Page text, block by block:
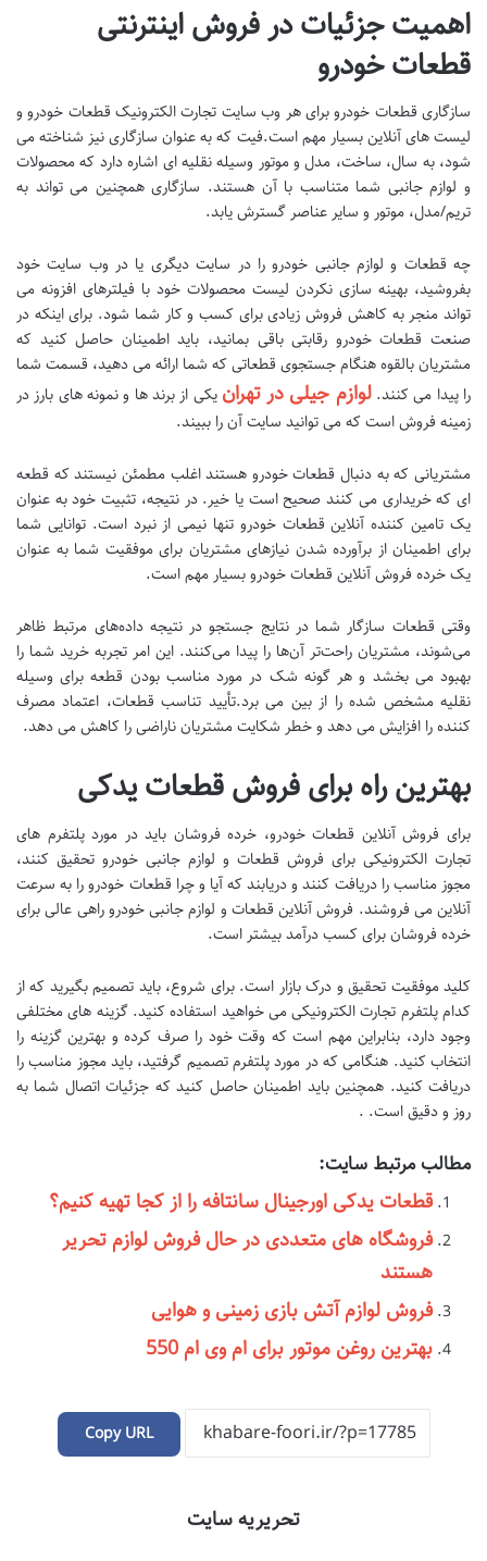
اهمیت جزئیات در فروش اینترنتی
قطعات خودرو
سازگاری قطعات خودرو برای هر وب سایت تجارت الکترونیک قطعات خودرو و
لیست های آنلاین بسیار مهم است.فیت که به عنوان سازگاری نیز شناخته می
شود، به سال، ساخت، مدل و موتور وسیله نقلیه ای اشاره دارد که محصولات
و لوازم جانبی شما متناسب با آن هستند. سازگاری همچنین می تواند به
تریم/مدل، موتور و سایر عناصر گسترش یابد.
چه قطعات و لوازم جانبی خودرو را در سایت دیگری یا در وب سایت خود
بفروشید، بهینه سازی نکردن لیست محصولات خود با فیلترهای افزونه می
تواند منجر به کاهش فروش زیادی برای کسب و کار شما شود. برای اینکه در
صنعت قطعات خودرو رقابتی باقی بمانید، باید اطمینان حاصل کنید که
مشتریان بالقوه هنگام جستجوی قطعاتی که شما ارائه می دهید، قسمت شما
را پیدا می کنند.لوازم جیلی در تهران یکی از برند ها و نمونه های بارز در
زمینه فروش است که می توانید سایت آن را ببیند.
مشتریانی که به دنبال قطعات خودرو هستند اغلب مطمئن نیستند که قطعه
ای که خریداری می کنند صحیح است یا خیر. در نتیجه، تثبیت خود به عنوان
یک تامین کننده آنلاین قطعات خودرو تنها نیمی از نبرد است. توانایی شما
برای اطمینان از برآورده شدن نیازهای مشتریان برای موفقیت شما به عنوان
یک خرده فروش آنلاین قطعات خودرو بسیار مهم است.
وقتی قطعات سازگار شما در نتایج جستجو در نتیجه داده‌های مرتبط ظاهر
می‌شوند، مشتریان راحت‌تر آن‌ها را پیدا می‌کنند. این امر تجربه خرید شما را
بهبود می بخشد و هر گونه شک در مورد مناسب بودن قطعه برای وسیله
نقلیه مشخص شده را از بین می برد.تأیید تناسب قطعات، اعتماد مصرف
کننده را افزایش می دهد و خطر شکایت مشتریان ناراضی را کاهش می دهد.
بهترین راه برای فروش قطعات یدکی
برای فروش آنلاین قطعات خودرو، خرده فروشان باید در مورد پلتفرم های
تجارت الکترونیکی برای فروش قطعات و لوازم جانبی خودرو تحقیق کنند،
مجوز مناسب را دریافت کنند و دریابند که آیا و چرا قطعات خودرو را به سرعت
آنلاین می فروشند. فروش آنلاین قطعات و لوازم جانبی خودرو راهی عالی برای
خرده فروشان برای کسب درآمد بیشتر است.
کلید موفقیت تحقیق و درک بازار است. برای شروع، باید تصمیم بگیرید که از
کدام پلتفرم تجارت الکترونیکی می خواهید استفاده کنید. گزینه های مختلفی
وجود دارد، بنابراین مهم است که وقت خود را صرف کرده و بهترین گزینه را
انتخاب کنید. هنگامی که در مورد پلتفرم تصمیم گرفتید، باید مجوز مناسب را
دریافت کنید. همچنین باید اطمینان حاصل کنید که جزئیات اتصال شما به
روز و دقیق است. .
مطالب مرتبط سایت:
قطعات یدکی اورجینال سانتافه را از کجا تهیه کنیم؟
فروشگاه های متعددی در حال فروش لوازم تحریر
هستند
فروش لوازم آتش بازی زمینی و هوایی
بهترین روغن موتور برای ام وی ام 550
Copy URL
تحریریه سایت